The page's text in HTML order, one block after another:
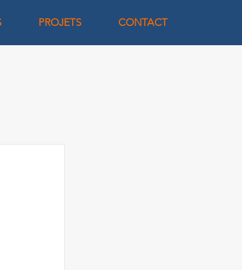
PROJETS CONTACT